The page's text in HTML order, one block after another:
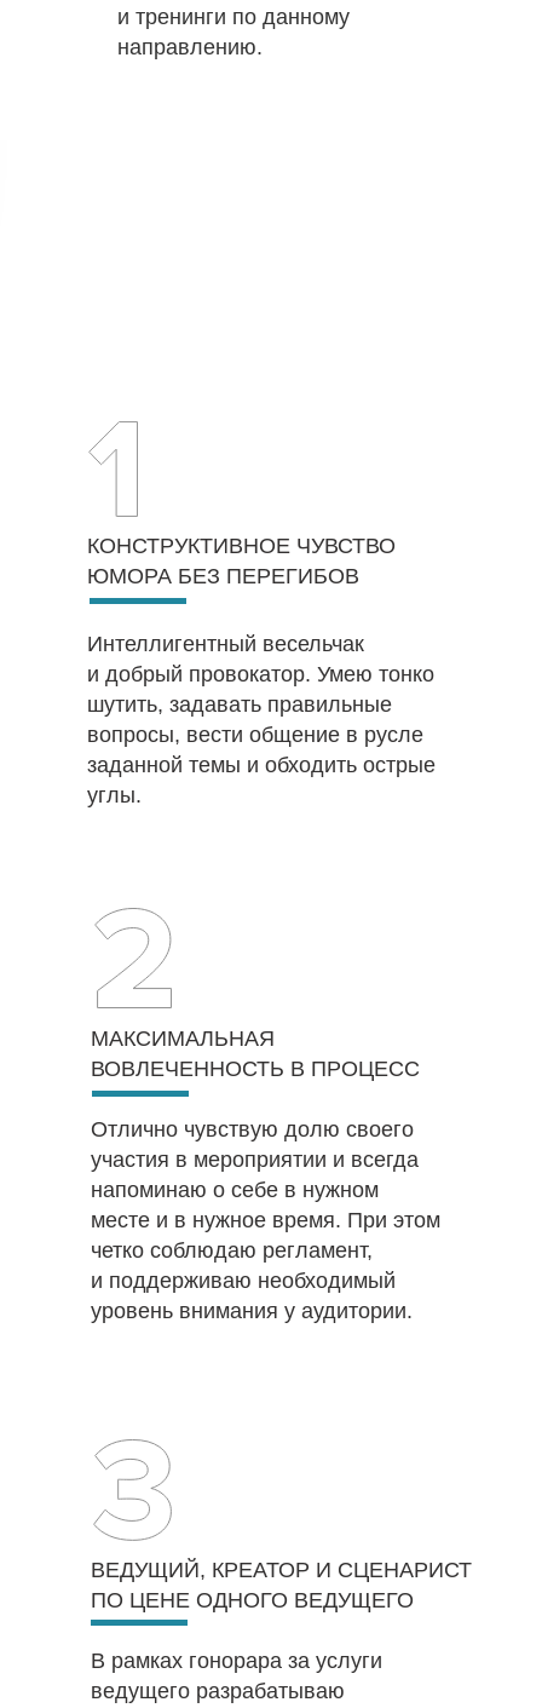
и тренинги по данному
направлению.
КОНСТРУКТИВНОЕ ЧУВСТВО
ЮМОРА БЕЗ ПЕРЕГИБОВ
МАКСИМАЛЬНАЯ
ВОВЛЕЧЕННОСТЬ В ПРОЦЕСС
Интеллигентный весельчак
и добрый провокатор. Умею тонко
шутить, задавать правильные
вопросы, вести общение в русле
заданной темы и обходить острые
углы.
Отлично чувствую долю своего
участия в мероприятии и всегда
напоминаю о себе в нужном
месте и в нужное время. При этом
четко соблюдаю регламент,
и поддерживаю необходимый
уровень внимания у аудитории.
ВЕДУЩИЙ, КРЕАТОР И СЦЕНАРИСТ
ПО ЦЕНЕ ОДНОГО ВЕДУЩЕГО
В рамках гонорара за услуги
ведущего разрабатываю